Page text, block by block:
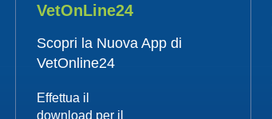
VetOnLine24
Scopri la Nuova App di
VetOnline24
Effettua il
download per il